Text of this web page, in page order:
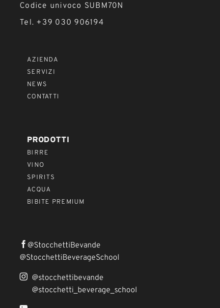
Codice univoco SUBM70N
Tel. +39 030 906194
AZIENDA
SERVIZI
NEWS
CONTATTI
PRODOTTI
BIRRE
VINO
SPIRITS
ACQUA
BIBITE PREMIUM
@StocchettiBevande
@StocchettiBeverageSchool
@stocchettibevande
@stocchetti_beverage_school